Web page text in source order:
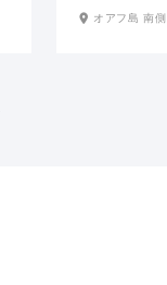
ビーチの一つ
オアフ島 南